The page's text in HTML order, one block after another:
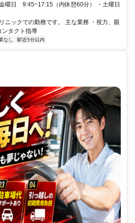
曜日 9:45~17:15（内休憩60分） ・土曜日
ニックでの勤務です。 主な業務 ・視力、眼
ンタクト指導
なし 駅近5分以内